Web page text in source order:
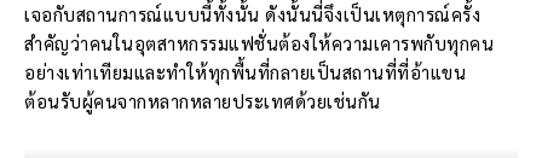
เจอกับสถานการณ์แบบนี้ทั้งนั้น ดังนั้นนี่จึงเป็นเหตุการณ์ครั้ง
สำคัญว่าคนในอุตสาหกรรมแฟชั่นต้องให้ความเคารพกับทุกคน
อย่างเท่าเทียมและทำให้ทุกพื้นที่กลายเป็นสถานที่ที่อ้าแขน
ต้อนรับผู้คนจากหลากหลายประเทศด้วยเช่นกัน